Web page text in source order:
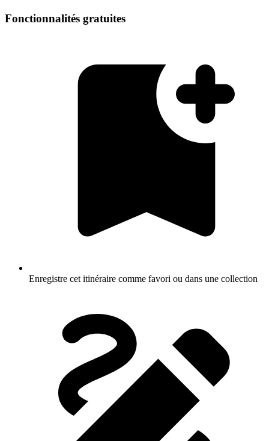
Fonctionnalités gratuites
Enregistre cet itinéraire comme favori ou dans une collection